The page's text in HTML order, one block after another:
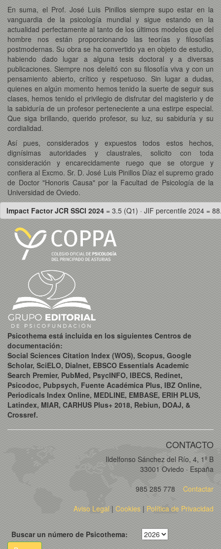
En suma, el Prof. José Luis Pinillos siempre supo estar en la
vanguardia de la psicología mundial y sigue estando en la
actualidad perfectamente al tanto de los últimos modelos que del
hombre nos están proporcionando las teorías y filosofías
postmodernas. Su obra se ha convertido ya en objeto de estudio,
habiendo dado lugar a alguna tesis doctoral y a diversas
publicaciones. Siempre nos deleitó con su filosofía viva y con un
pensamiento abierto, crítico y respetuoso. Sin lugar a dudas,
quienes en algún momento hemos tenido la suerte de seguir sus
clases, hemos tenido el privilegio de disfrutar del magisterio y de
la sabiduría de un profesor perteneciente a una estirpe especial.
Que siga brillando, querido profesor, su luz, su sabiduría y su
cordialidad.
Así pues, considerados y expuestos todos estos hechos,
dignísimas autoridades y claustrales, solicito con toda
consideración y encarecidamente ruego que se otorgue y
confiera al Excmo. Sr. D. José Luis Pinillos Díaz el supremo grado
de Doctor "Honoris Causa" por la Facultad de Psicología de la
Universidad de Oviedo.
Impact Factor JCR SSCI 2024 = 3.5 (Q1) · JIF percentile 2024 =
Psicothema está incluida en los siguientes Centros de
documentación:
Social Sciences Citation Index (WOS), Scopus, Google
Scholar, SciELO, Dialnet, EBSCO Essentials Academic
Search Premier, PubMed, PsycINFO, IBECS, Redinet,
Psicodoc, Pubpsych, Fuente Académica Plus, IBZ Online,
Periodicals Index Online, MEDLINE, EMBASE, ERIH PLUS,
Latindex, MIAR, CARHUS Plus+ 2018, Rebiun, DOAJ, &
Crossref.
CONTACTO
Ildelfonso Sánchez del Río, 4, 1º B
33001 Oviedo · España
985 285 778
Contactar
Aviso Legal| Cookies | Política de Privacidad
Buscar un número de Psicothema: